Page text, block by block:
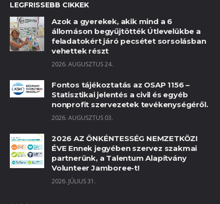
LEGFRISSEBB CIKKEK
Azok a gyerekek, akik mind a 6
állomáson begyűjtötték Útlevelükbe a
feladatokért járó pecsétet sorsolásban
vehettek részt
2026. AUGUSZTUS 24.
Fontos tájékoztatás az OSAP 1156 –
Statisztikai jelentés a civil és egyéb
nonprofit szervezetek tevékenységéről.
2026. AUGUSZTUS 03.
2026 AZ ÖNKÉNTESSÉG NEMZETKÖZI
ÉVE Ennek jegyében szervez szakmai
partnerünk, a Talentum Alapítvány
Volunteer Jamboree-t!
2026. JÚLIUS 31.